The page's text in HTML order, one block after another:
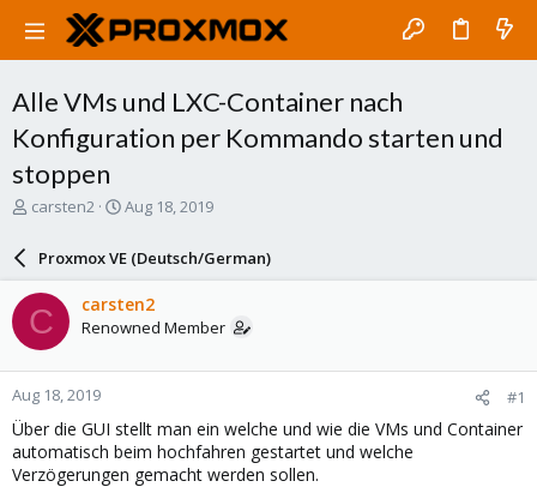
Alle VMs und LXC-Container nach
Konfiguration per Kommando starten und
stoppen
T
a
d
s
t
a
r
t
e
r
carsten2
S
a
r
d
a
e
Aug 18, 2019
Proxmox VE (Deutsch/German)
C carsten2
Renowned Member
Aug 18, 2019 #1
Über die GUI stellt man ein welche und wie die VMs und Container
automatisch beim hochfahren gestartet und welche
Verzögerungen gemacht werden sollen.